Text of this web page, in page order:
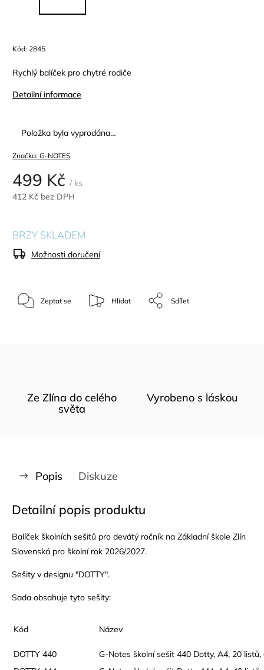
Kód: 2845
Rychlý balíček pro chytré rodiče
Detailní informace
Položka byla vyprodána…
Značka: G-NOTES
499 Kč / ks
412 Kč bez DPH
BRZY SKLADEM
Možnosti doručení
Zeptat se Hlídat Sdílet
Ze Zlína do celého
světa
Vyrobeno s láskou
Popis Diskuze
Detailní popis produktu
Balíček školních sešitů pro devátý ročník na Základní škole Zlín
Slovenská pro školní rok 2026/2027.
Sešity v designu "DOTTY".
Sada obsahuje tyto sešity:
Kód Název
DOTTY 440
G-Notes školní sešit 440 Dotty, A4, 20 listů,